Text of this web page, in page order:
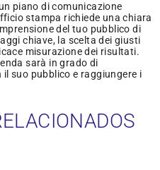
piano di comunicazione
stampa richiede una chiara
del tuo pubblico di
chiave, la scelta dei giusti
misurazione dei risultati.
sarà in grado di
suo pubblico e raggiungere i